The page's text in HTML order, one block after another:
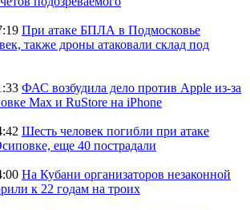
При атаке БПЛА в Подмосковье
также дроны атаковали склад под
ФАС возбудила дело против Apple из-за
Max и RuStore на iPhone
Шесть человек погибли при атаке
еще 40 пострадали
На Кубани организаторов незаконной
к 22 годам на троих